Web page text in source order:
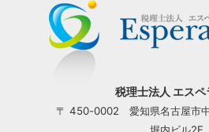
税理士法人 エスペ
〒 450-0002 愛知県名古屋市
堀内ビル2F